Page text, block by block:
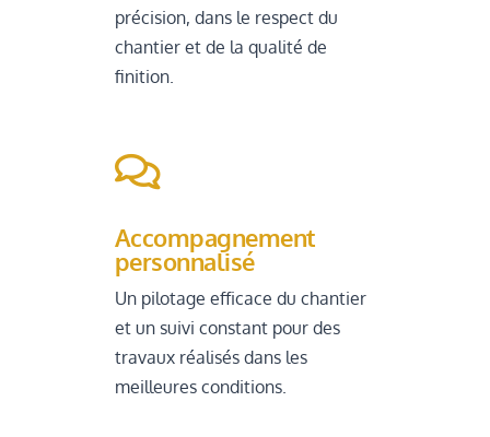
précision, dans le respect du
chantier et de la qualité de
finition.

Accompagnement
personnalisé
Un pilotage efficace du chantier
et un suivi constant pour des
travaux réalisés dans les
meilleures conditions.